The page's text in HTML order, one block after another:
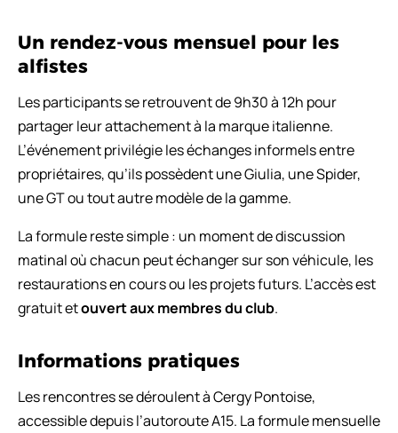
Un rendez-vous mensuel pour les
alfistes
Les participants se retrouvent de 9h30 à 12h pour
partager leur attachement à la marque italienne.
L’événement privilégie les échanges informels entre
propriétaires, qu’ils possèdent une Giulia, une Spider,
une GT ou tout autre modèle de la gamme.
La formule reste simple : un moment de discussion
matinal où chacun peut échanger sur son véhicule, les
restaurations en cours ou les projets futurs. L’accès est
gratuit etouvert aux membres du club.
Informations pratiques
Les rencontres se déroulent à Cergy Pontoise,
accessible depuis l’autoroute A15. La formule mensuelle